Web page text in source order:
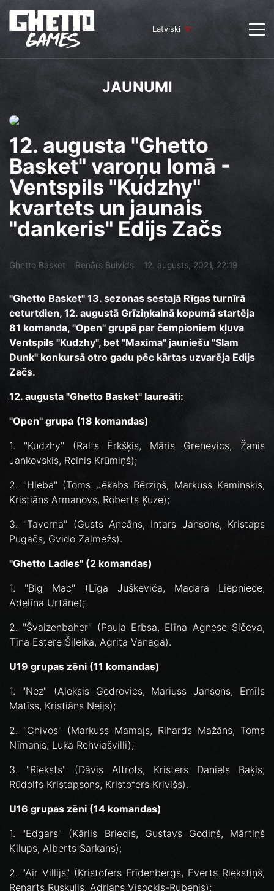
Latviski
JAUNUMI
12. augusta "Ghetto
Basket" varoņu lomā -
Ventspils "Kudzhy"
kvartets un jaunais
"dankeris" Edijs Začs
Ghetto Basket Renārs Buivids 12. augusts, 2021, 22:19
"Ghetto Basket" 13. sezonas sestajā Rīgas turnīrā
ceturtdien, 12. augustā Grīziņkalnā kopumā startēja
81 komanda, "Open" grupā par čempioniem kļuva
Ventspils "Kudzhy", bet "Maxima" jauniešu "Slam
Dunk" konkursā otro gadu pēc kārtas uzvarēja Edijs
Začs.
12. augusta "Ghetto Basket" laureāti:
"Open" grupa (18 komandas)
1. "Kudzhy" (Ralfs Ērkšķis, Māris Grenevics, Žanis
Jankovskis, Reinis Krūmiņš);
2. "Hļeba" (Toms Jēkabs Bērziņš, Markuss Kaminskis,
Kristiāns Armanovs, Roberts Ķuze);
3. "Taverna" (Gusts Ancāns, Intars Jansons, Kristaps
Pugačs, Gvido Zaļmežs).
"Ghetto Ladies" (2 komandas)
1. "Big Mac" (Līga Juškeviča, Madara Liepniece,
Adelīna Urtāne);
2. "Švaizenbaher" (Paula Erbsa, Elīna Agnese Sičeva,
Tīna Estere Šileika, Agrita Vanaga).
U19 grupas zēni (11 komandas)
1. "Nez" (Aleksis Gedrovics, Mariuss Jansons, Emīls
Matīss, Kristiāns Neijs);
2. "Chivos" (Markuss Mamajs, Rihards Mažāns, Toms
Nīmanis, Luka Rehviašvilli);
3. "Rieksts" (Dāvis Altrofs, Kristers Daniels Baķis,
Rūdolfs Kristapsons, Kristofers Krivišs).
U16 grupas zēni (14 komandas)
1. "Edgars" (Kārlis Briedis, Gustavs Godiņš, Mārtiņš
Kilups, Alberts Sarkans);
2. "Air Villijs" (Kristofers Frīdenbergs, Everts Riekstiņš,
Renarts Ruskulis, Adrians Visockis-Rubenis);